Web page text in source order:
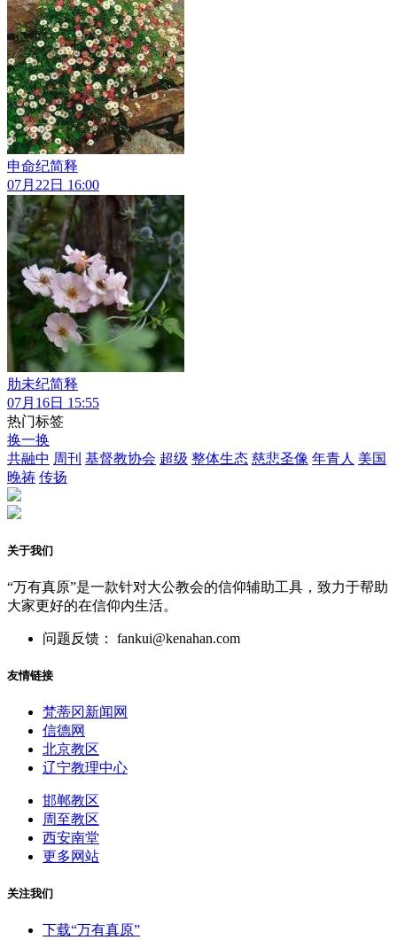
申命纪简释
07月22日 16:00
肋未纪简释
07月16日 15:55
热门标签
换一换
共融中 周刊 基督教协会 超级 整体生态 慈悲圣像 年青人 美国
晚祷 传扬
关于我们
“万有真原”是一款针对大公教会的信仰辅助工具，致力于帮助
大家更好的在信仰内生活。
问题反馈： fankui@kenahan.com
友情链接
梵蒂冈新闻网
信德网
北京教区
辽宁教理中心
邯郸教区
周至教区
西安南堂
更多网站
关注我们
下载“万有真原”